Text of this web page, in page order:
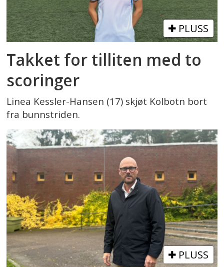
PLUSS
Takket for tilliten med to
scoringer
Linea Kessler-Hansen (17) skjøt Kolbotn bort
fra bunnstriden.
PLUSS